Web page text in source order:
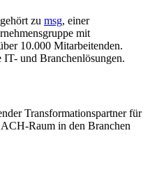
zu msg, einer
mit
10.000 Mitarbeitenden.
und Branchenlösungen.
Transformationspartner für
Raum in den Branchen